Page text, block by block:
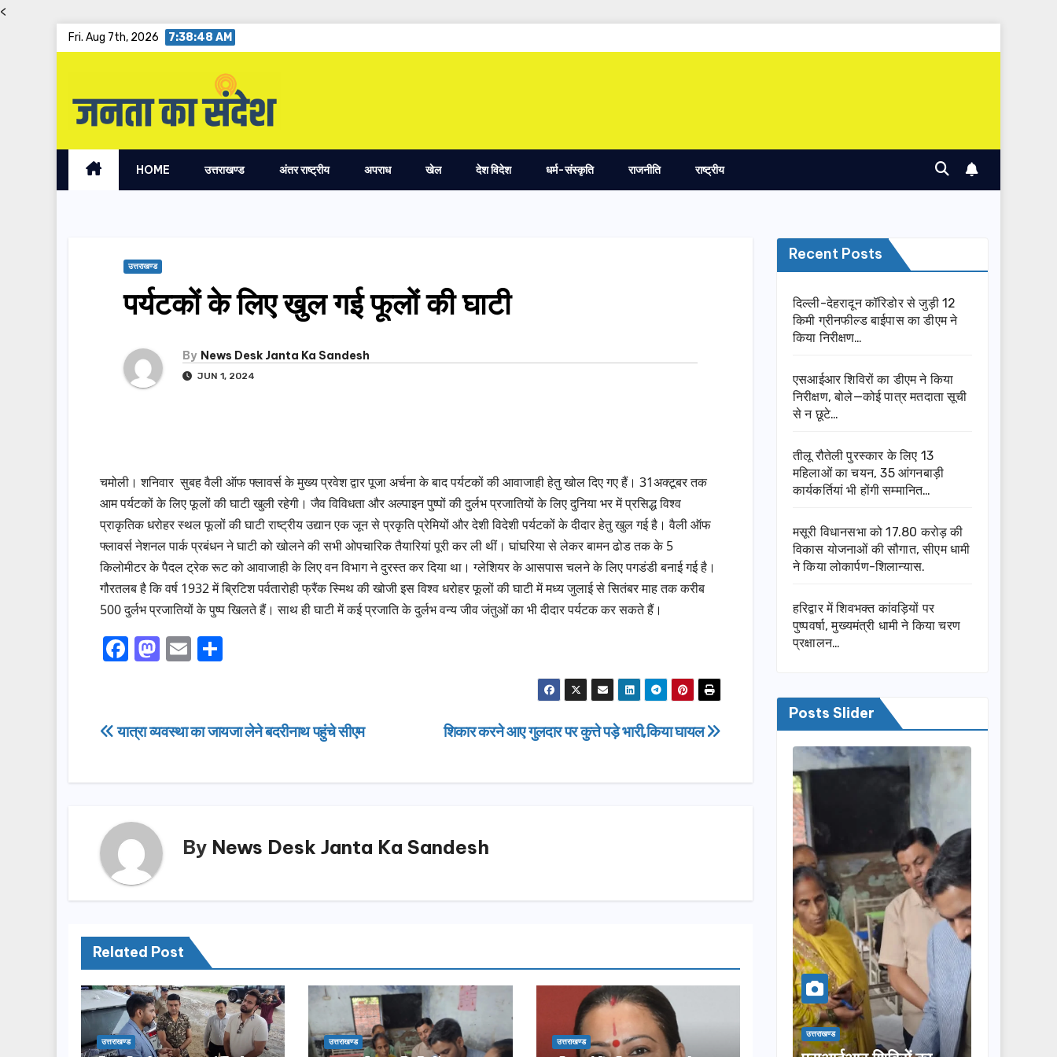
<
Fri. Aug 7th, 2026 7:38:49 AM
HOME उत्तराखण्ड अंतर राष्ट्रीय अपराध खेल देश विदेश धर्म-संस्कृति राजनीति राष्ट्रीय
उत्तराखण्ड
पर्यटकों के लिए खुल गई फूलों की घाटी
By News Desk Janta Ka Sandesh
JUN 1, 2024
चमोली। शनिवार सुबह वैली ऑफ फ्लावर्स के मुख्य प्रवेश द्वार पूजा अर्चना के बाद पर्यटकों की आवाजाही हेतु खोल दिए गए हैं। 31अक्टूबर तक
आम पर्यटकों के लिए फूलों की घाटी खुली रहेगी। जैव विविधता और अल्पाइन पुष्पों की दुर्लभ प्रजातियों के लिए दुनिया भर में प्रसिद्ध विश्व
प्राकृतिक धरोहर स्थल फूलों की घाटी राष्ट्रीय उद्यान एक जून से प्रकृति प्रेमियों और देशी विदेशी पर्यटकों के दीदार हेतु खुल गई है। वैली ऑफ
फ्लावर्स नेशनल पार्क प्रबंधन ने घाटी को खोलने की सभी ओपचारिक तैयारियां पूरी कर ली थीं। घांघरिया से लेकर बामन ढोड तक के 5
किलोमीटर के पैदल ट्रेक रूट को आवाजाही के लिए वन विभाग ने दुरस्त कर दिया था। ग्लेशियर के आसपास चलने के लिए पगडंडी बनाई गई है।
गौरतलब है कि वर्ष 1932 में ब्रिटिश पर्वतारोही फ्रैंक स्मिथ की खोजी इस विश्व धरोहर फूलों की घाटी में मध्य जुलाई से सितंबर माह तक करीब
500 दुर्लभ प्रजातियों के पुष्प खिलते हैं। साथ ही घाटी में कई प्रजाति के दुर्लभ वन्य जीव जंतुओं का भी दीदार पर्यटक कर सकते हैं।
F
e
b
o
k
M
o
o
E
e
Post
शिकार करने आए गुलदार पर कुत्ते पड़े भारी,किया घायल
यात्रा व्यवस्था का जायजा लेने बदरीनाथ पहुंचे सीएम
By News Desk Janta Ka Sandesh
Related Post
उत्तराखण्ड उत्तराखण्ड उत्तराखण्ड
Recent Posts
दिल्ली-देहरादून कॉरिडोर से जुड़ी 12
किमी ग्रीनफील्ड बाईपास का डीएम ने
किया निरीक्षण…
एसआईआर शिविरों का डीएम ने किया
निरीक्षण, बोले—कोई पात्र मतदाता सूची
से न छूटे…
तीलू रौतेली पुरस्कार के लिए 13
महिलाओं का चयन, 35 आंगनबाड़ी
कार्यकर्तियां भी होंगी सम्मानित…
मसूरी विधानसभा को 17.80 करोड़ की
विकास योजनाओं की सौगात, सीएम धामी
ने किया लोकार्पण-शिलान्यास.
हरिद्वार में शिवभक्त कांवड़ियों पर
पुष्पवर्षा, मुख्यमंत्री धामी ने किया चरण
प्रक्षालन…
Posts Slider
उत्तराखण्ड उत्तराखण्ड